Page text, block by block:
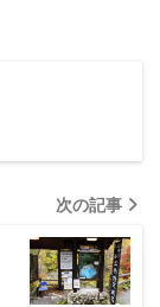
次の記事